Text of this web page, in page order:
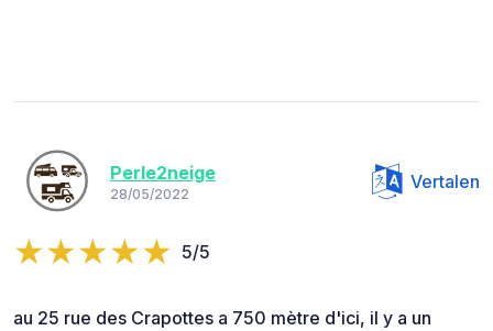
Perle2neige
28/05/2022
Vertalen
5/5
au 25 rue des Crapottes a 750 mètre d'ici, il y a un